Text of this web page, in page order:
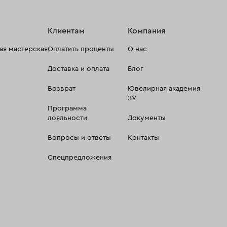
мастерская
Клиентам
Оплатить проценты
Доставка и оплата
Возврат
Программа
лояльности
Вопросы и ответы
Спецпредложения
Компания
О нас
Блог
Ювелирная академия
ЗУ
Документы
Контакты